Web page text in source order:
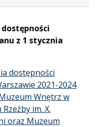
z 1 stycznia
dostępności
2021-2024
Muzeum Wnętrz w
im. X.
oraz Muzeum